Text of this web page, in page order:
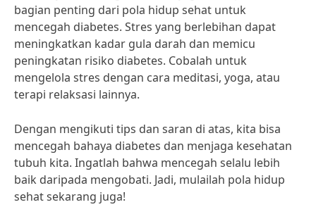
bagian penting dari pola hidup sehat untuk
mencegah diabetes. Stres yang berlebihan dapat
meningkatkan kadar gula darah dan memicu
peningkatan risiko diabetes. Cobalah untuk
mengelola stres dengan cara meditasi, yoga, atau
terapi relaksasi lainnya.
Dengan mengikuti tips dan saran di atas, kita bisa
mencegah bahaya diabetes dan menjaga kesehatan
tubuh kita. Ingatlah bahwa mencegah selalu lebih
baik daripada mengobati. Jadi, mulailah pola hidup
sehat sekarang juga!